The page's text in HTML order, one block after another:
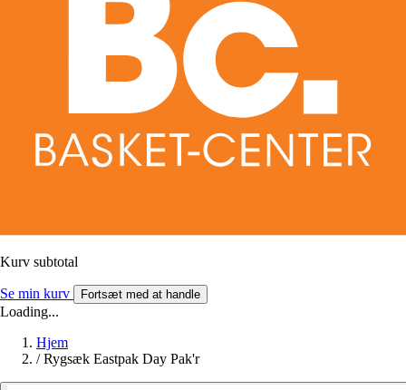
Kurv subtotal
Se min kurv Fortsæt med at handle
Loading...
Hjem
/ Rygsæk Eastpak Day Pak'r